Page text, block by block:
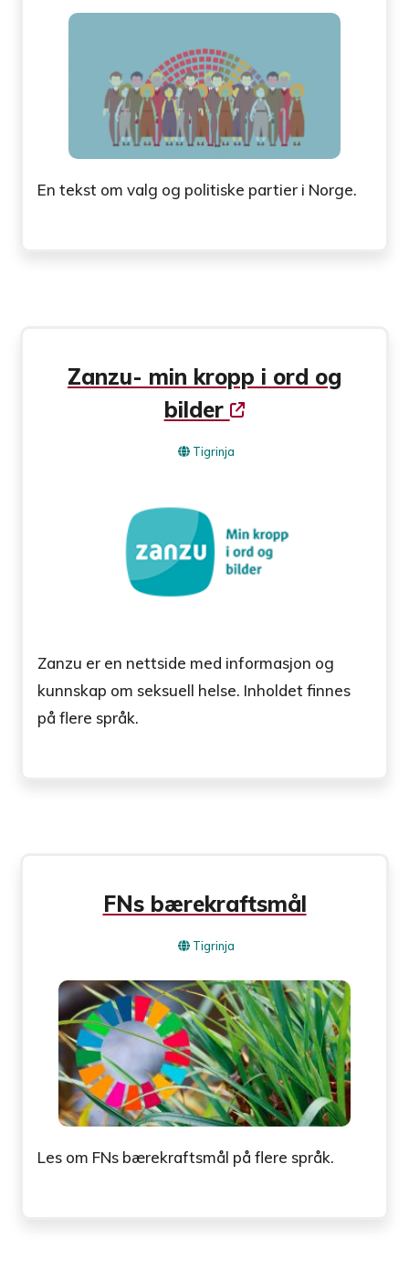
En tekst om valg og politiske partier i Norge.
Zanzu- min kropp i ord og
bilder
Tigrinja
Zanzu er en nettside med informasjon og
kunnskap om seksuell helse. Inholdet finnes
på flere språk.
FNs bærekraftsmål
Tigrinja
Les om FNs bærekraftsmål på flere språk.